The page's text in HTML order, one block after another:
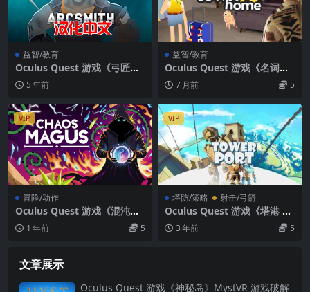
益智/教育
Oculus Quest 游戏《弓匠工
程师VR》汉化中文版 Arcsmit
h VR5 年前
益智/教育
Oculus Quest 游戏《名词小
镇：VR语言学习》Noun Tow
n: VR Language Learning
7 月前 5
VIP
冒险/动作
Oculus Quest 游戏《混沌魔
法师》Chaos Magus
1 年前 5
VIP
塔防/策略 射击/弓箭
Oculus Quest 游戏《塔港 V
R》Towerport VR
3 年前 5
文章展示
Oculus Quest 游戏《神秘岛》MystVR 游戏破解